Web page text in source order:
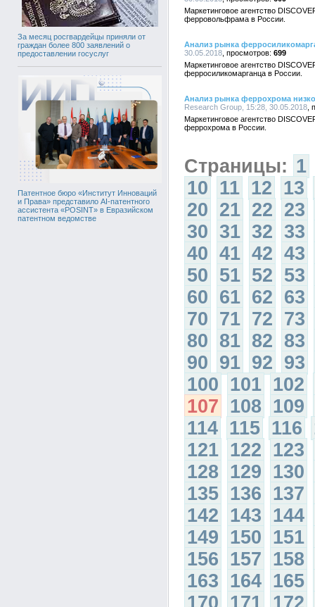
За месяц росгвардейцы приняли от
граждан более 800 заявлений о
предоставлении госуслуг
Патентное бюро «Институт Инноваций
и Права» представило AI-патентного
ассистента «POSINT» в Евразийском
патентном ведомстве
Маркетинговое агентство
ферровольфрама в России.
Анализ рынка
30.05.2018
699
Маркетинговое агентство
ферросиликомарганца в России.
Анализ рынка феррохрома
Research Group, 15:28, 30.05.2018
Маркетинговое агентство
феррохрома в России.
Страницы: 1
10 11 12 13
20 21 22 23
30 31 32 33
40 41 42 43
50 51 52 53
60 61 62 63
70 71 72 73
80 81 82 83
90 91 92 93
100 101 102
107 108 109
114 115 116
121 122 123
128 129 130
135 136 137
142 143 144
149 150 151
156 157 158
163 164 165
170 171 172